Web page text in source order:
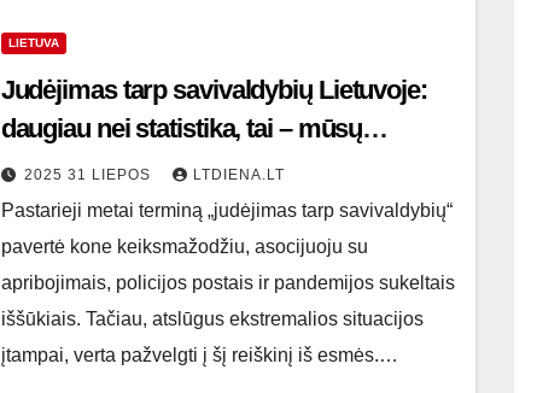
LIETUVA
Judėjimas tarp savivaldybių Lietuvoje:
daugiau nei statistika, tai – mūsų
gyvenimo būdas
2025 31 LIEPOS LTDIENA.LT
Pastarieji metai terminą „judėjimas tarp savivaldybių“
pavertė kone keiksmažodžiu, asocijuoju su
apribojimais, policijos postais ir pandemijos sukeltais
iššūkiais. Tačiau, atslūgus ekstremalios situacijos
įtampai, verta pažvelgti į šį reiškinį iš esmės.…